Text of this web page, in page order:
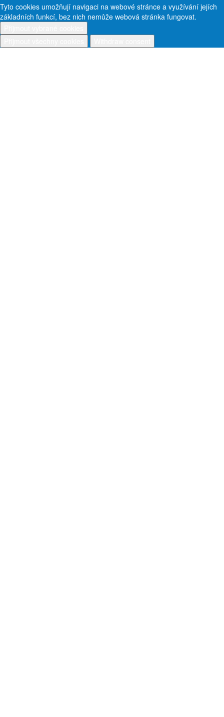
Tyto cookies umožňují navigaci na webové stránce a využívání jejích
základních funkcí, bez nich nemůže webová stránka fungovat.